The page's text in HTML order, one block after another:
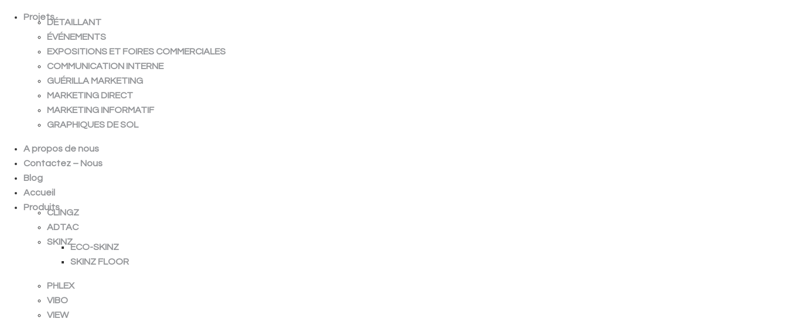
Projets
DÉTAILLANT
ÉVÉNEMENTS
EXPOSITIONS ET FOIRES COMMERCIALES
COMMUNICATION INTERNE
GUÉRILLA MARKETING
MARKETING DIRECT
MARKETING INFORMATIF
GRAPHIQUES DE SOL
A propos de nous
Contactez – Nous
Blog
Accueil
Produits
CLINGZ
ADTAC
SKINZ
ECO-SKINZ
SKINZ FLOOR
PHLEX
VIBO
VIEW